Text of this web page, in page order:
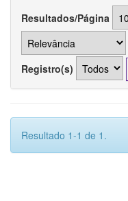
Resultados/Página
Registro(s)
Resultado 1-1 de 1.